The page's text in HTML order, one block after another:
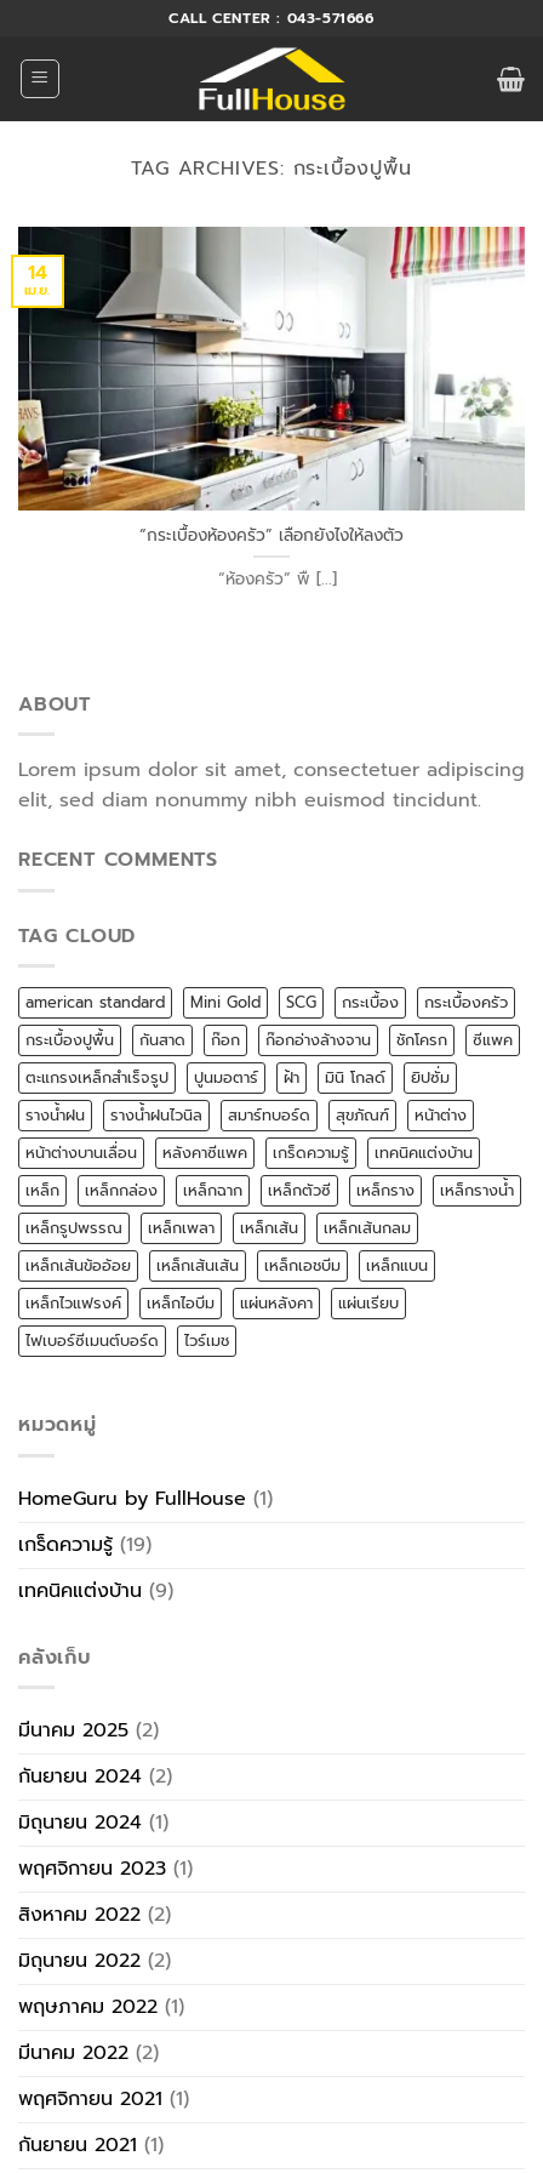
ยัง
เนื้อหา
CALL CENTER : 043-571666
TAG ARCHIVES: กระเบื้องปูพื้น
“กระเบื้องห้องครัว” เลือกยังไงให้ลงตัว
“ห้องครัว” พื [...]
14
เม.ย.
ABOUT
Lorem ipsum dolor sit amet, consectetuer adipiscing
elit, sed diam nonummy nibh euismod tincidunt.
RECENT COMMENTS
TAG CLOUD
american standard Mini Gold SCG กระเบื้อง
กระเบื้องครัว
กระเบื้องปูพื้น
กันสาด ก๊อก ก๊อกอ่างล้างจาน ชักโครก
ซีแพค
ตะแกรงเหล็กสำเร็จรูป
ปูนมอตาร์ ฝ้า มินิ โกลด์
ยิปซั่ม
รางน้ำฝน
รางน้ำฝนไวนิล สมาร์ทบอร์ด สุขภัณฑ์
หน้าต่าง
หน้าต่างบานเลื่อน
หลังคาซีแพค เกร็ดความรู้
เทคนิคแต่งบ้าน
เหล็ก
เหล็กกล่อง เหล็กฉาก เหล็กตัวซี เหล็กราง
เหล็กรางน้ำ
เหล็กรูปพรรณ
เหล็กเพลา เหล็กเส้น
เหล็กเส้นกลม
เหล็กเส้นข้ออ้อย
เหล็กเส้นเส้น เหล็กเอชบีม
เหล็กแบน
เหล็กไวแฟรงค์
เหล็กไอบีม แผ่นหลังคา
แผ่นเรียบ
ไฟเบอร์ซีเมนต์บอร์ด
ไวร์เมช
หมวดหมู่
HomeGuru by FullHouse (1)
เกร็ดความรู้ (19)
เทคนิคแต่งบ้าน (9)
คลังเก็บ
มีนาคม 2025 (2)
กันยายน 2024 (2)
มิถุนายน 2024 (1)
พฤศจิกายน 2023 (1)
สิงหาคม 2022 (2)
มิถุนายน 2022 (2)
พฤษภาคม 2022 (1)
มีนาคม 2022 (2)
พฤศจิกายน 2021 (1)
กันยายน 2021 (1)